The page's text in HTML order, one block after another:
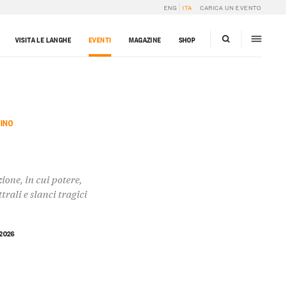
ENG ITA CARICA UN EVENTO
VISITA LE LANGHE EVENTI MAGAZINE SHOP
in cui potere,
e slanci tragici